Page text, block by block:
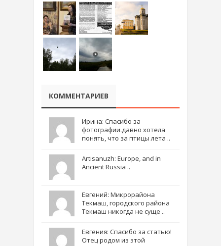
КОММЕНТАРИЕВ
Ирина: Спасибо за
фотографии.давно хотела
понять, что за птицы лета ..
Artisanuzh: Europe, and in
Ancient Russia ..
Евгений: Микрорайона
Текмаш, городского района
Текмаш никогда не суще ..
Евгения: Спасибо за статью!
Отец родом из этой